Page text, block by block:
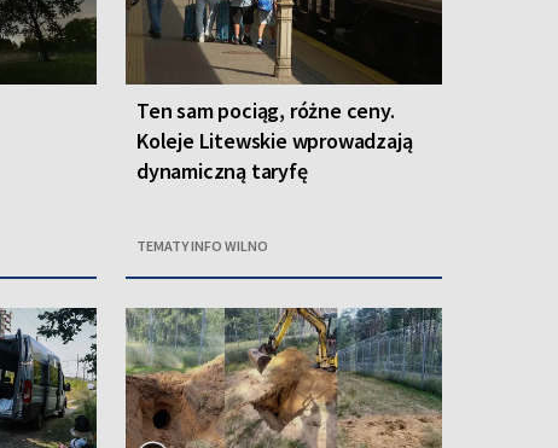
Ten sam pociąg, różne ceny.
Koleje Litewskie wprowadzają
dynamiczną taryfę
TEMATY INFO WILNO